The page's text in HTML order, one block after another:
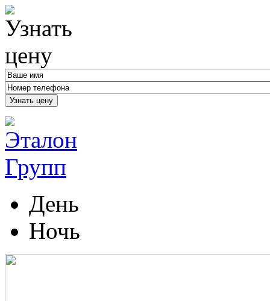
Узнать цену
День
Ночь